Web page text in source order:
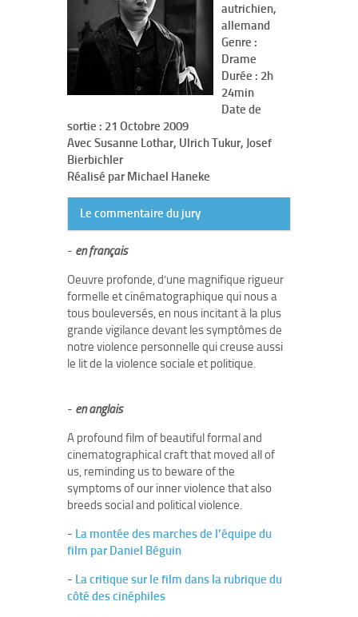
autrichien,
allemand
Genre :
Drame
Durée : 2h
24min
Date de
sortie : 21 Octobre 2009
Avec Susanne Lothar, Ulrich Tukur, Josef
Bierbichler
Réalisé par Michael Haneke
Le commentaire du jury
- en français
Oeuvre profonde, d’une magnifique rigueur
formelle et cinématographique qui nous a
tous bouleversés, en nous incitant à la plus
grande vigilance devant les symptômes de
notre violence personnelle qui creuse aussi
le lit de la violence sociale et politique.
- en anglais
A profound film of beautiful formal and
cinematographical craft that moved all of
us, reminding us to beware of the
symptoms of our inner violence that also
breeds social and political violence.
- La montée des marches de l’équipe du
film par Daniel Béguin
- La critique sur le film dans la rubrique du
côté des cinéphiles